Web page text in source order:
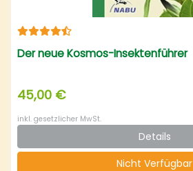
Der neue Kosmos-Insektenführer
45,00 €
inkl. gesetzlicher MwSt.
Details
Nicht Verfügbar